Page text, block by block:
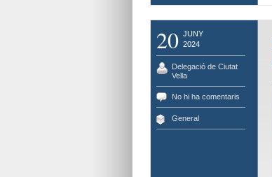
20 JUNY
2024
Delegació de Ciutat
Vella
No hi ha comentaris
General